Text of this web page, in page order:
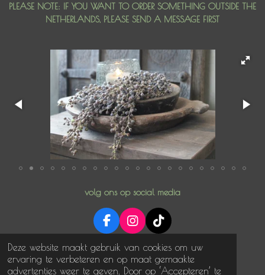
Deze website maakt gebruik van cookies om uw
ervaring te verbeteren en op maat gemaakte
advertenties weer te geven. Door op ‘Accepteren’ te
PLEASE NOTE: IF YOU WANT TO ORDER SOMETHING OUTSIDE THE
NETHERLANDS, PLEASE SEND A MESSAGE FIRST
volg ons op social media
F
a
c
e
b
I
n
s
t
a
T
i
k
T
o
Powered byJouwWeb